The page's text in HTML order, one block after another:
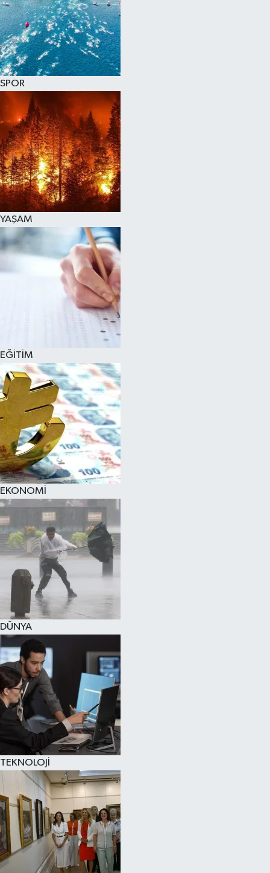
SPOR
YAŞAM
EĞİTİM
EKONOMİ
DÜNYA
TEKNOLOJİ
SPOR
KÜLTÜR SANAT